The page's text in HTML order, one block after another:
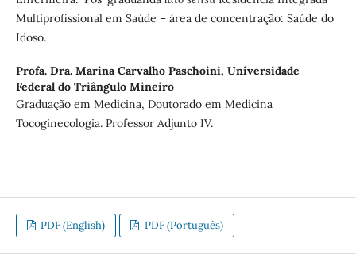
Multiprofissional em Saúde – área de concentração: Saúde do
Idoso.
Profa. Dra. Marina Carvalho Paschoini, Universidade
Federal do Triângulo Mineiro
Graduação em Medicina, Doutorado em Medicina
Tocoginecologia. Professor Adjunto IV.
PDF (English) PDF (Português)